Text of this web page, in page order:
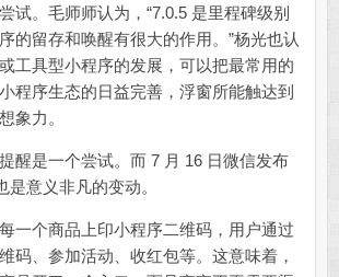
试。毛师师认为，“7.0.5 是里程碑级别
的留存和唤醒有很大的作用。”杨光也认
工具型小程序的发展，可以把最常用的
程序生态的日益完善，浮窗所能触达到
象力。
是一个尝试。而 7 月 16 日微信发布
是意义非凡的变动。
个商品上印小程序二维码，用户通过
码、参加活动、收红包等。这意味着，